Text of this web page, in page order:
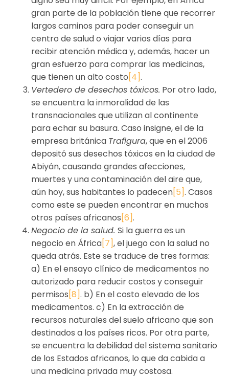
gran parte de la población tiene que recorrer
largos caminos para poder conseguir un
centro de salud o viajar varios días para
recibir atención médica y, además, hacer un
gran esfuerzo para comprar las medicinas,
que tienen un alto costo[4].
Vertedero de desechos tóxicos. Por otro lado,
se encuentra la inmoralidad de las
transnacionales que utilizan al continente
para echar su basura. Caso insigne, el de la
empresa británica Trafigura, que en el 2006
depositó sus desechos tóxicos en la ciudad de
Abiyán, causando grandes afecciones,
muertes y una contaminación del aire que,
aún hoy, sus habitantes lo padecen[5]. Casos
como este se pueden encontrar en muchos
otros países africanos[6].
Negocio de la salud. Si la guerra es un
negocio en África[7], el juego con la salud no
queda atrás. Este se traduce de tres formas:
a) En el ensayo clínico de medicamentos no
autorizado para reducir costos y conseguir
permisos[8]. b) En el costo elevado de los
medicamentos. c) En la extracción de
recursos naturales del suelo africano que son
destinados a los países ricos. Por otra parte,
se encuentra la debilidad del sistema sanitario
de los Estados africanos, lo que da cabida a
una medicina privada muy costosa.